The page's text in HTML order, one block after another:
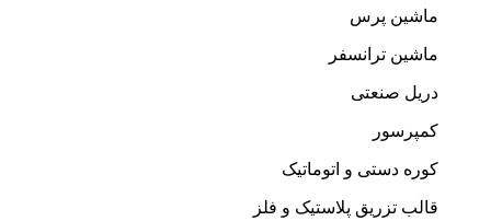
ماشین پرس
ماشین ترانسفر
دریل صنعتی
کمپرسور
کوره دستی و اتوماتیک
قالب تزریق پلاستیک و فلز